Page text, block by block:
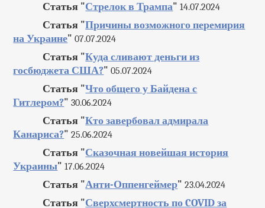
Статья "Стрелок в Трампа" 14.07.2024
Статья "Причины возможного перемирия
на Украине" 07.07.2024
Статья "Куда сливают деньги из
госбюджета США?" 05.07.2024
Статья "Что общего у Байдена с
Гитлером?" 30.06.2024
Статья "Кто завербовал адмирала
Канариса?" 25.06.2024
Статья "Сказочная новейшая история
Украины" 17.06.2024
Статья "Анти-Оппенгеймер" 23.04.2024
Статья "Сверхсмертность по COVID за